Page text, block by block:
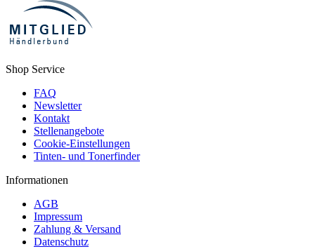
Shop Service
FAQ
Newsletter
Kontakt
Stellenangebote
Cookie-Einstellungen
Tinten- und Tonerfinder
Informationen
AGB
Impressum
Zahlung & Versand
Datenschutz